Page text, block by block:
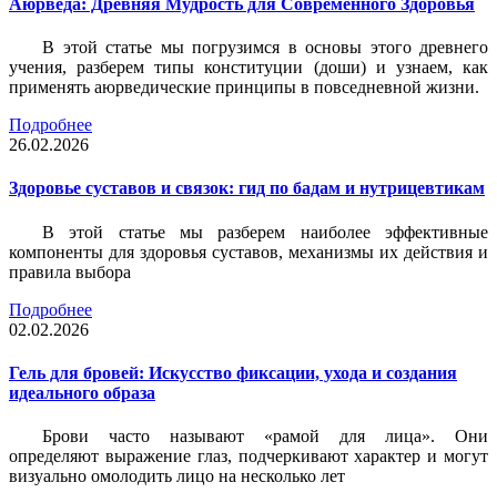
В этой статье мы погрузимся в основы этого древнего
учения, разберем типы конституции (доши) и узнаем, как
применять аюрведические принципы в повседневной жизни.
Подробнее
26.02.2026
Здоровье суставов и связок: гид по бадам и нутрицевтикам
В этой статье мы разберем наиболее эффективные
компоненты для здоровья суставов, механизмы их действия и
правила выбора
Подробнее
02.02.2026
Гель для бровей: Искусство фиксации, ухода и создания
идеального образа
Брови часто называют «рамой для лица». Они
определяют выражение глаз, подчеркивают характер и могут
визуально омолодить лицо на несколько лет